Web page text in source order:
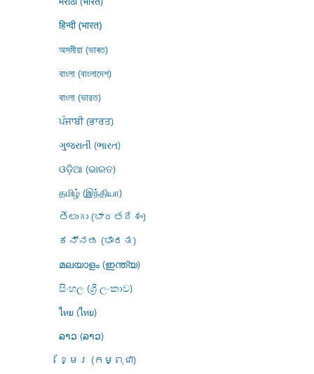
हिन्दी (भारत)
অসমীয়া (ভাৰত)
বাংলা (বাংলাদেশ)
বাংলা (ভারত)
ਪੰਜਾਬੀ (ਭਾਰਤ)
ગુજરાતી (ભારત)
ଓଡ଼ିଆ (ଭାରତ)
தமிழ் (இந்தியா)
తెలుగు (భారతదేశం)
ಕನ್ನಡ (ಭಾರತ)
മലയാളം (ഇന്ത്യ)
සිංහල (ශ්‍රී ලංකාව)
ไทย (ไทย)
ລາວ (ລາວ)
ខ្មែរ (កម្ពុជា)